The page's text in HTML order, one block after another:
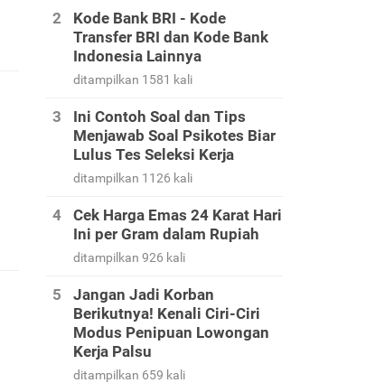
Kode Bank BRI - Kode
Transfer BRI dan Kode Bank
Indonesia Lainnya
ditampilkan 1581 kali
Ini Contoh Soal dan Tips
Menjawab Soal Psikotes Biar
Lulus Tes Seleksi Kerja
ditampilkan 1126 kali
Cek Harga Emas 24 Karat Hari
Ini per Gram dalam Rupiah
ditampilkan 926 kali
Jangan Jadi Korban
Berikutnya! Kenali Ciri-Ciri
Modus Penipuan Lowongan
Kerja Palsu
ditampilkan 659 kali